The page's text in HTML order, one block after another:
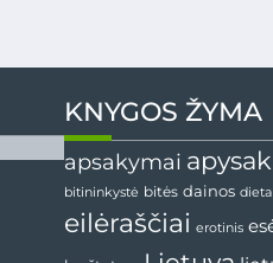
KNYGOS ŽYMA
apsakymai
bitininkystė bitės dainos dieta
eilėraščiai erotinis